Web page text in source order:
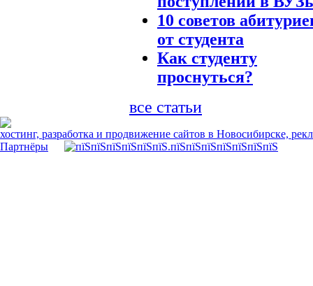
10 советов
от студента
Как студенту
проснуться?
все статьи
хостинг, разработка и продвижение сайтов в Новосибирске,
Партнёры